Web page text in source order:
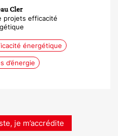
Cler
projets efficacité
énergétique
d’énergie
je m’accrédite